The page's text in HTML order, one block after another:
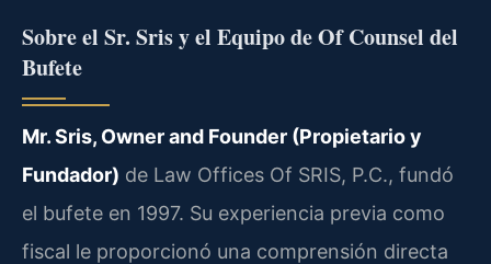
Sobre el Sr. Sris y el Equipo de Of Counsel del
Bufete
Mr. Sris, Owner and Founder (Propietario y
Fundador) de Law Offices Of SRIS, P.C., fundó
el bufete en 1997. Su experiencia previa como
fiscal le proporcionó una comprensión directa